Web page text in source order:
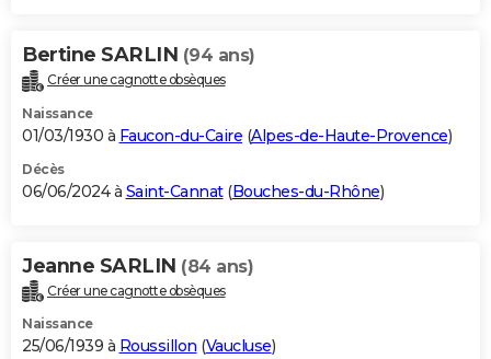
Bertine SARLIN (94 ans)
Créer une cagnotte obsèques
Naissance
01/03/1930 à Faucon-du-Caire (Alpes-de-Haute-Provence)
Décès
06/06/2024 à Saint-Cannat(Bouches-du-Rhône)
Jeanne SARLIN (84 ans)
Créer une cagnotte obsèques
Naissance
25/06/1939 à Roussillon (Vaucluse)